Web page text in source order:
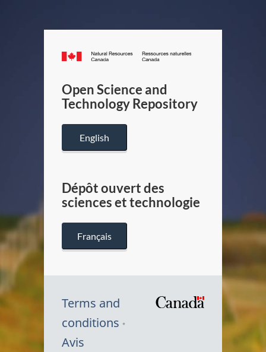
Canada.ca
/
Canada
Open Science and
Technology Repository
English
Dépôt ouvert des
sciences et technologie
Français
Terms and
conditions
Avis
Symbole